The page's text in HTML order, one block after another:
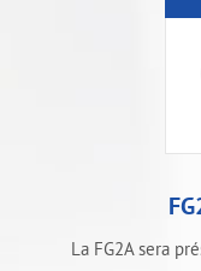
La FG2A sera